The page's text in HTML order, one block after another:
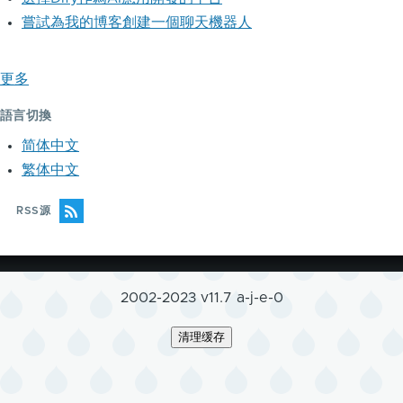
嘗試為我的博客創建一個聊天機器人
更多
語言切換
简体中文
繁体中文
RSS源
2002-2023 v11.7 a-j-e-0